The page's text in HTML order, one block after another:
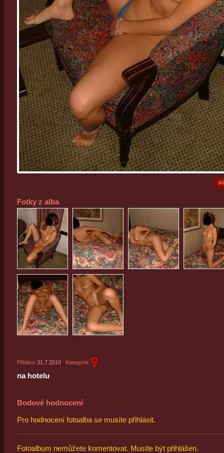
Fotky z alba
Přidáno 31.7.2010 Kategorie:
na hotelu
Bodové hodnocení
Pro hodnocení fotoalba se musíte přihlásit.
Fotoalbum nemůžete komentovat. Musíte být přihlášen.